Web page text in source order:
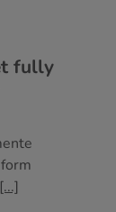
fully